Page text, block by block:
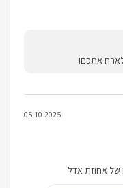
אתכם!
05.10.2025
של אחוזת אדל